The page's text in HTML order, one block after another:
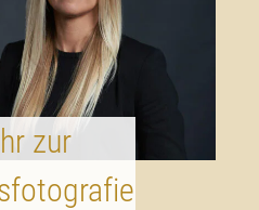
zur